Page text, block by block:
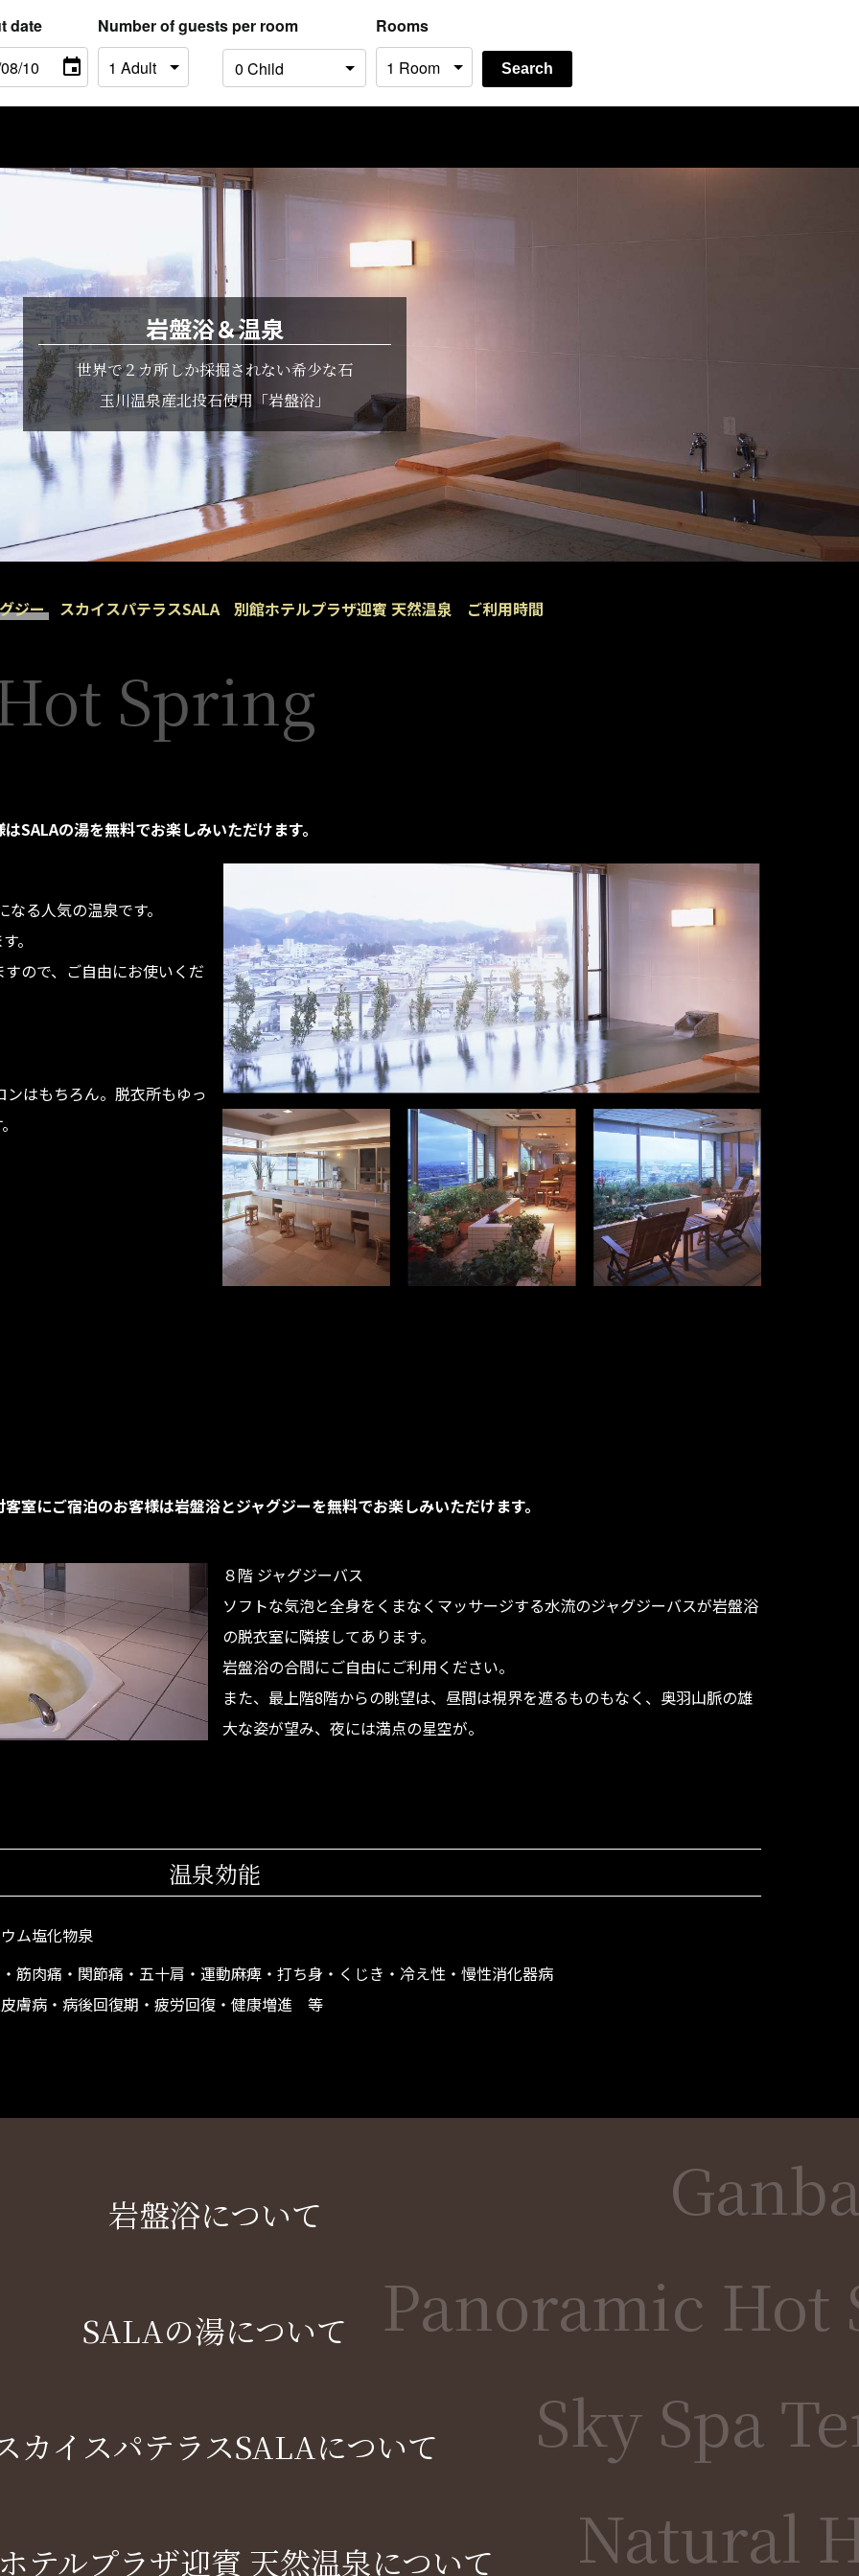
date Number of guests per room Rooms
Search
岩盤浴＆温泉
世界で２カ所しか採掘されない希少な石
玉川温泉産北投石使用「岩盤浴」
ジー スカイスパテラスSALA 別館ホテルプラザ迎賓 天然温泉 ご利用時間
Spring
の湯を無料でお楽しみいただけます。
る人気の温泉です。
。
ので、ご自由にお使いくだ
はもちろん。脱衣所もゆっ
にご宿泊のお客様は岩盤浴とジャグジーを無料でお楽しみいただけます。
８階 ジャグジーバス
ソフトな気泡と全身をくまなくマッサージする水流のジャグジーバスが岩盤浴
の脱衣室に隣接してあります。
岩盤浴の合間にご自由にご利用ください。
また、最上階8階からの眺望は、昼間は視界を遮るものもなく、奥羽山脈の雄
大な姿が望み、夜には満点の星空が。
温泉効能
ム塩化物泉
筋肉痛・関節痛・五十肩・運動麻痺・打ち身・くじき・冷え性・慢性消化器病
膚病・病後回復期・疲労回復・健康増進 等
岩盤浴について
SALAの湯について Panoramic Hot
カイスパテラスSALAについて Sky Spa
テルプラザ迎賓 天然温泉について Natural